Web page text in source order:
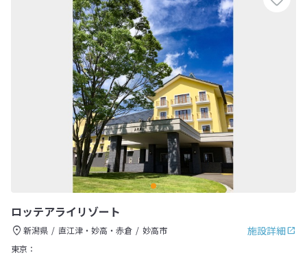
ロッテアライリゾート
施設詳細
新潟県 直江津・妙高・赤倉
妙高市
東京：